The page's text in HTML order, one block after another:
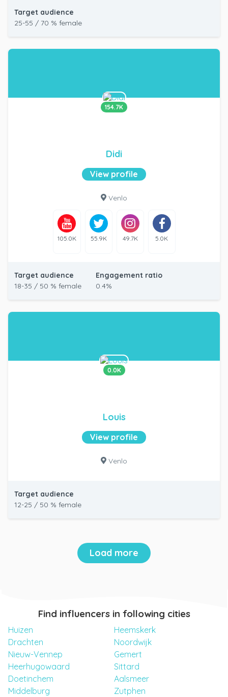
Target audience
25-55 / 70 % female
154.7K
Didi
View profile
Venlo
105.0K 55.9K 49.7K 5.0K
Target audience
18-35 / 50 % female
Engagement ratio
0.4%
0.0K
Louis
View profile
Venlo
Target audience
12-25 / 50 % female
Load more
Find influencers in following cities
Huizen
Heemskerk
Drachten
Noordwijk
Nieuw-Vennep
Gemert
Heerhugowaard
Sittard
Doetinchem
Aalsmeer
Middelburg
Zutphen